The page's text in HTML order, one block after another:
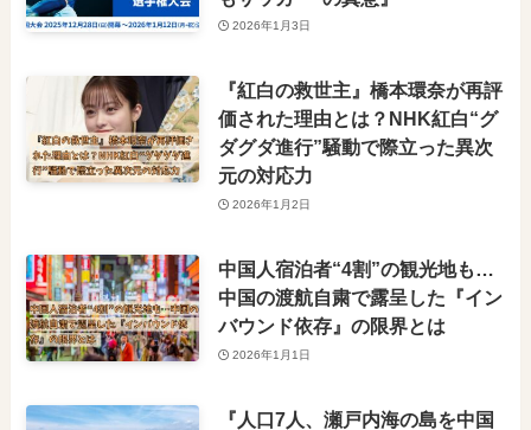
2026年1月3日
『紅白の救世主』橋本環奈が再評
価された理由とは？NHK紅白“グ
ダグダ進行”騒動で際立った異次
元の対応力
2026年1月2日
中国人宿泊者“4割”の観光地も…
中国の渡航自粛で露呈した『イン
バウンド依存』の限界とは
2026年1月1日
『人口7人、瀬戸内海の島を中国